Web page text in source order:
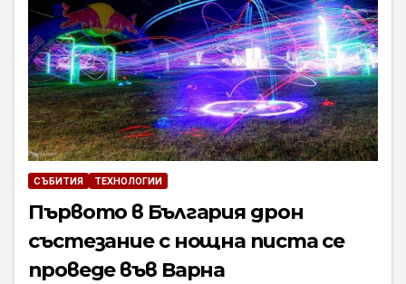
СЪБИТИЯ ТЕХНОЛОГИИ
Първото в България дрон
състезание с нощна писта се
проведе във Варна